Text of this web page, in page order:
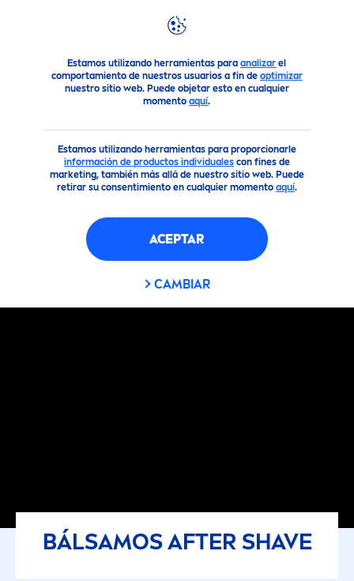
Estamos utilizando herramientas paraanalizar el
comportamiento de nuestros usuarios a fin de optimizar
nuestro sitio web. Puede objetar esto en cualquier
momentoaquí.
Estamos utilizando herramientas para proporcionarle
información de productos individualescon fines de
marketing, también más allá de nuestro sitio web. Puede
retirar su consentimiento en cualquier momento aquí.
ACEPTAR
CAMBIAR
Productos NIVEAMen Espumas & Geles de Afeitar
BÁLSAMOS AFTER SHAVE